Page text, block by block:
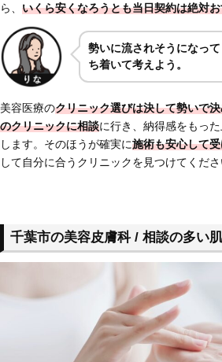
ら、 いくら安くなろうとも当日契約は絶対
勢いに流されそうになっ
ち着いて考えよう。
美容医療のクリニック選びは決して勢いで
のクリニックに相談に行き、納得感をもっ
します。そのほうが確実に施術も安心して
して自分に合うクリニックを見つけてくださ
千葉市の美容皮膚科 / 相談の多い